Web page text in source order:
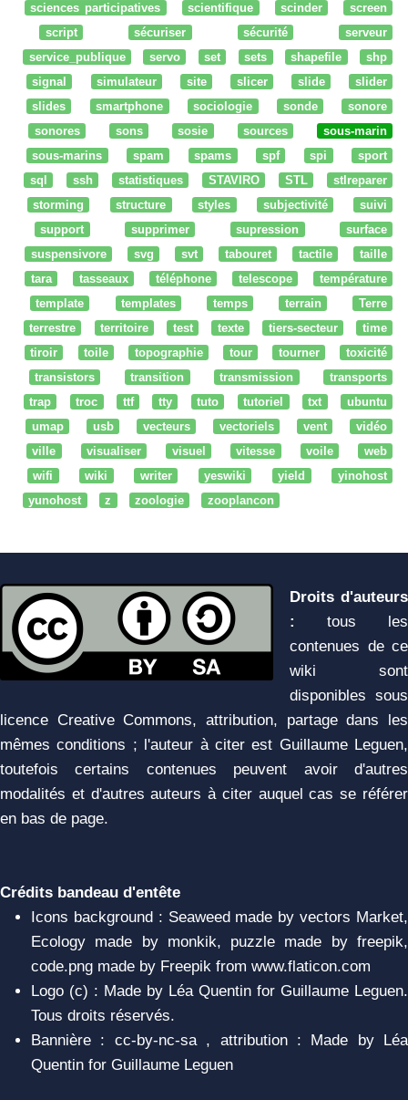
sciences participatives
scientifique scinder
screen
script
sécuriser sécurité
serveur
service_publique
servo set sets shapefile
shp
signal
simulateur site slicer slide
slider
slides
smartphone sociologie sonde
sonore
sonores
sons sosie sources
sous-marin
sous-marins
spam spams spf spi
sport
sql
ssh statistiques STAVIRO STL
stlreparer
storming
structure styles subjectivité
suivi
support
supprimer supression
surface
suspensivore
svg svt tabouret tactile
taille
tara
tasseaux téléphone telescope
température
template
templates temps terrain
Terre
terrestre
territoire test texte tiers-secteur
time
tiroir
toile topographie tour tourner
toxicité
transistors
transition transmission
transports
trap
troc ttf tty tuto tutoriel txt
ubuntu
umap
usb vecteurs vectoriels vent
vidéo
ville
visualiser visuel vitesse voile
web
wifi
wiki writer yeswiki yield
yinohost
yunohost
z zoologie zooplancon
Droits d'auteurs
:
tous les
contenues de ce
wiki sont
disponibles sous
licence Creative Commons, attribution, partage dans les
mêmes conditions ; l'auteur à citer est Guillaume Leguen,
toutefois certains contenues peuvent avoir d'autres
modalités et d'autres auteurs à citer auquel cas se référer
en bas de page.
Crédits bandeau d'entête
Icons background : Seaweed made by vectors Market,
Ecology made by monkik, puzzle made by freepik,
code.png made by Freepik from www.flaticon.com
Logo (c) : Made by Léa Quentin for Guillaume Leguen.
Tous droits réservés.
Bannière : cc-by-nc-sa , attribution : Made by Léa
Quentin for Guillaume Leguen